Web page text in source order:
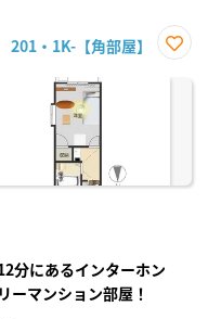
・1K-【角部屋】
に入
分にあるインターホン
ーマンション部屋！